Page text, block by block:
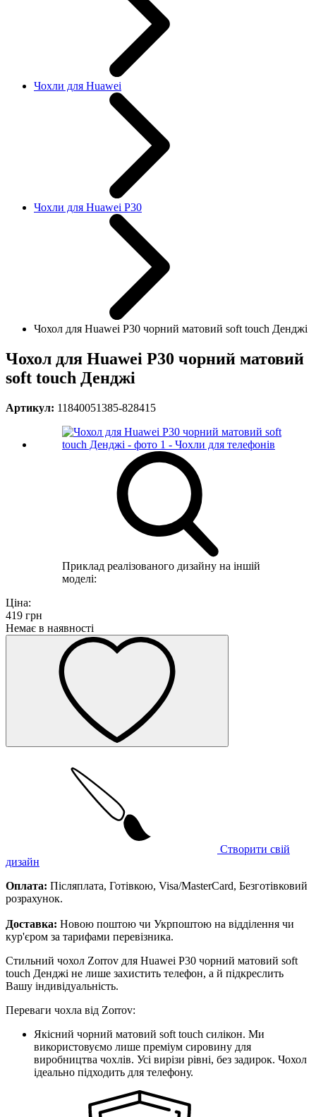
Чохли для Huawei
Чохли для Huawei P30
Чохол для Huawei P30 чорний матовий soft touch Денджі
Чохол для Huawei P30 чорний матовий
soft touch Денджі
Артикул: 11840051385-828415
Приклад реалізованого дизайну на іншій
моделі:
Ціна:
419 грн
Немає в наявності
Створити свій
дизайн
Оплата: Післяплата, Готівкою, Visa/MasterCard, Безготівковий
розрахунок.
Доставка: Новою поштою чи Укрпоштою на відділення чи
кур'єром за тарифами перевізника.
Стильний чохол Zorrov для Huawei P30 чорний матовий soft
touch Денджі не лише захистить телефон, а й підкреслить
Вашу індивідуальність.
Переваги чохла від Zorrov:
Якісний чорний матовий soft touch силікон. Ми
використовуємо лише преміум сировину для
виробництва чохлів. Усі вирізи рівні, без задирок. Чохол
ідеально підходить для телефону.